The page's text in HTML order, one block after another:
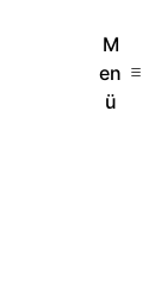
M
en
ü